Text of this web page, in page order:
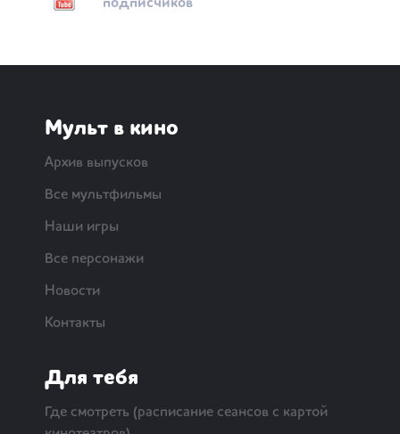
подписчиков
Мульт в кино
Архив выпусков
Все мультфильмы
Наши игры
Все персонажи
Новости
Контакты
Для тебя
Где смотреть (расписание сеансов с картой